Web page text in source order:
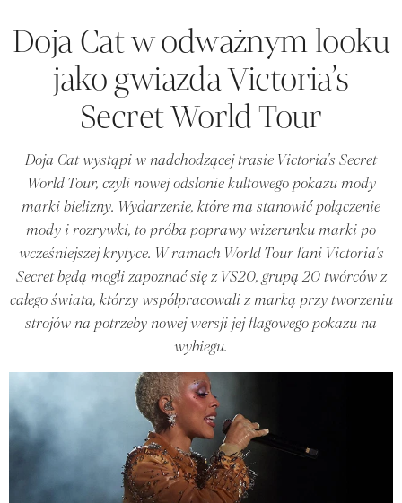
Doja Cat w odważnym looku
jako gwiazda Victoria’s
Secret World Tour
Doja Cat wystąpi w nadchodzącej trasie Victoria's Secret
World Tour, czyli nowej odsłonie kultowego pokazu mody
marki bielizny. Wydarzenie, które ma stanowić połączenie
mody i rozrywki, to próba poprawy wizerunku marki po
wcześniejszej krytyce. W ramach World Tour fani Victoria's
Secret będą mogli zapoznać się z VS20, grupą 20 twórców z
całego świata, którzy współpracowali z marką przy tworzeniu
strojów na potrzeby nowej wersji jej flagowego pokazu na
wybiegu.